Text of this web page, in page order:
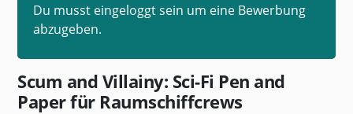
Du musst eingeloggt sein um eine Bewerbung
abzugeben.
Scum and Villainy: Sci-Fi Pen and
Paper für Raumschiffcrews